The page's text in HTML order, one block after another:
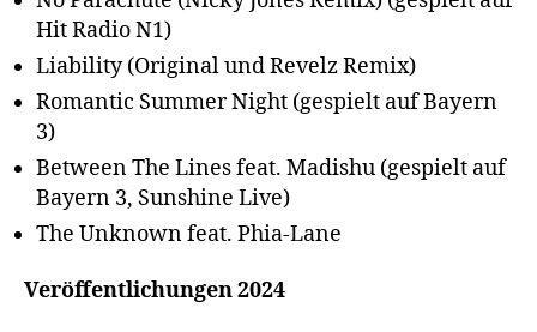
Hit Radio N1)
Liability (Original und Revelz Remix)
Romantic Summer Night (gespielt auf Bayern
3)
Between The Lines feat. Madishu (gespielt auf
Bayern 3, Sunshine Live)
The Unknown feat. Phia-Lane
Veröffentlichungen 2024